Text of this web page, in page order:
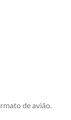
de avião.